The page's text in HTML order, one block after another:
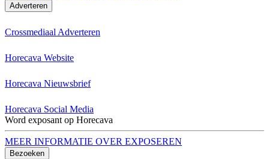
Adverteren
Crossmediaal Adverteren
Horecava Website
Horecava Nieuwsbrief
Horecava Social Media
Word exposant op Horecava
MEER INFORMATIE OVER EXPOSEREN
Bezoeken